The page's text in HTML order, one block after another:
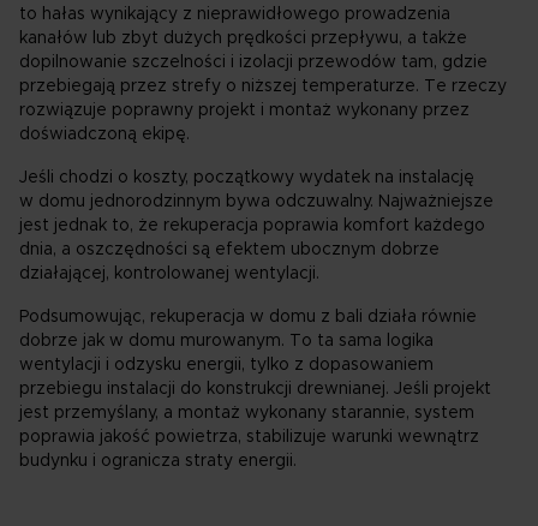
to hałas wynikający z nieprawidłowego prowadzenia
kanałów lub zbyt dużych prędkości przepływu, a także
dopilnowanie szczelności i izolacji przewodów tam, gdzie
przebiegają przez strefy o niższej temperaturze. Te rzeczy
rozwiązuje poprawny projekt i montaż wykonany przez
doświadczoną ekipę.
Jeśli chodzi o koszty, początkowy wydatek na instalację
w domu jednorodzinnym bywa odczuwalny. Najważniejsze
jest jednak to, że rekuperacja poprawia komfort każdego
dnia, a oszczędności są efektem ubocznym dobrze
działającej, kontrolowanej wentylacji.
Podsumowując, rekuperacja w domu z bali działa równie
dobrze jak w domu murowanym. To ta sama logika
wentylacji i odzysku energii, tylko z dopasowaniem
przebiegu instalacji do konstrukcji drewnianej. Jeśli projekt
jest przemyślany, a montaż wykonany starannie, system
poprawia jakość powietrza, stabilizuje warunki wewnątrz
budynku i ogranicza straty energii.